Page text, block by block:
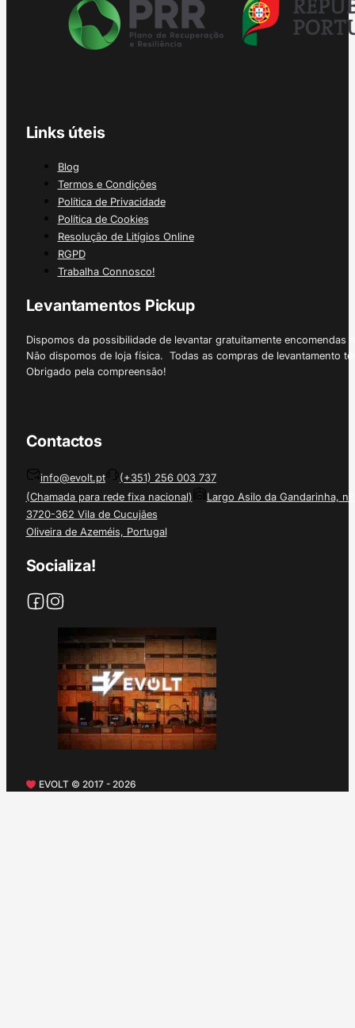
Links úteis
Blog
Termos e Condições
Política de Privacidade
Política de Cookies
Resolução de Litígios Online
RGPD
Trabalha Connosco!
Levantamentos Pickup
Dispomos da possibilidade de levantar gratuitamente
Não dispomos de loja física. Todas as compras de levantamento
Obrigado pela compreensão!
Contactos
info@evolt.pt
(+351) 256 003 737
(Chamada para rede fixa nacional)
Largo Asilo da Gandarinha, nº
3720-362 Vila de Cucujães
Oliveira de Azeméis, Portugal
Socializa!
EVOLT © 2017 - 2026